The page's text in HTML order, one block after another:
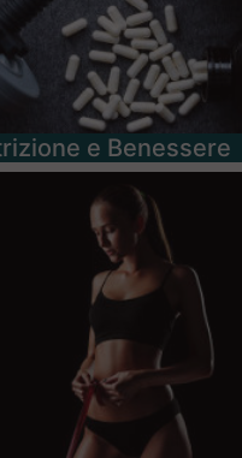
e Benessere